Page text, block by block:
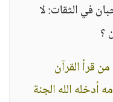
في الثقات: لا
؟
قرأ القرآن
الله الجنة